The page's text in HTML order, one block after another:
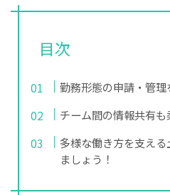
目次
勤務形態の申請・管理
チーム間の情報共有も
多様な働き方を支え
ましょう！